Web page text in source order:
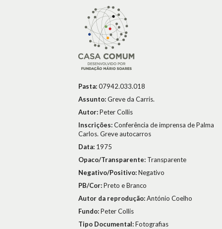
Pasta:07942.033.018
Assunto:Greve da Carris.
Autor:Peter Collis
Inscrições:Conferência de imprensa de Palma
Carlos. Greve autocarros
Data: 1975
Opaco/Transparente: Transparente
Negativo/Positivo:Negativo
PB/Cor:Preto e Branco
Autor da reprodução:António Coelho
Fundo:Peter Collis
Tipo Documental:Fotografias